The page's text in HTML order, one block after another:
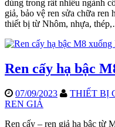
dùng trong rất nhiều ngành
giả, bảo vệ ren sửa chữa
thiết bị từ Nhôm, nhựa,
Ren cấy hạ bậc
07/09/2023 THIẾT BỊ
REN GIẢ
Ren cấy – ren giả hạ bậc từ